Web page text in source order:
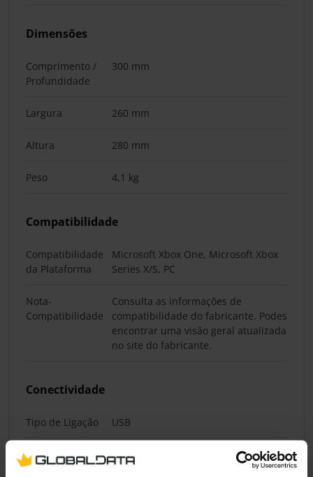
Dimensões
Comprimento /
Profundidade
300 mm
Largura 260 mm
Altura 280 mm
Peso 4,1 kg
Compatibilidade
Compatibilidade
da Plataforma
Microsoft Xbox One, Microsoft Xbox
Series X/S, PC
Nota-
Compatibilidade
Consulta as informações de
compatibilidade do fabricante. Podes
encontrar uma visão geral atualizada
no site do fabricante.
Conectividade
Tipo de Ligação USB
Iluminação